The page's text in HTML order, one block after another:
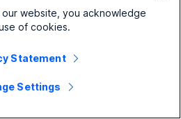
in sporočilih sestankov
z umetno inteligenco
in poglavij sestankov
website, you acknowledge
of cookies.
Statement
Settings